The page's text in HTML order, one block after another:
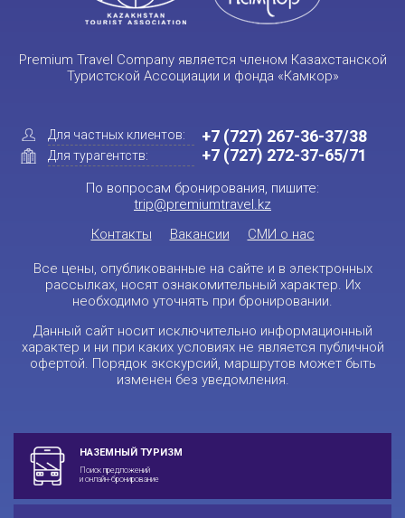
Premium Travel Company является членом Казахстанской
Туристской Ассоциации и фонда «Камкор»
Для частных клиентов:
Для турагентств:
+7 (727) 267-36-37/38
+7 (727) 272-37-65/71
По вопросам бронирования, пишите:
trip@premiumtravel.kz
Контакты
Вакансии СМИ о нас
Все цены, опубликованные на сайте и в электронных
рассылках, носят ознакомительный характер. Их
необходимо уточнять при бронировании.
Данный сайт носит исключительно информационный
характер и ни при каких условиях не является публичной
офертой. Порядок экскурсий, маршрутов может быть
изменен без уведомления.
НАЗЕМНЫЙ ТУРИЗМ
Поиск предложений
и онлайн-бронирование